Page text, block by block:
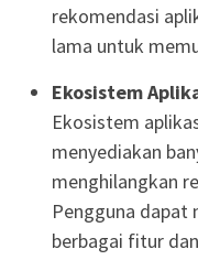
rekomendasi
lama untuk
Ekosistem
Ekosistem
menyediakan
menghilangkan
Pengguna dapat
berbagai fitur